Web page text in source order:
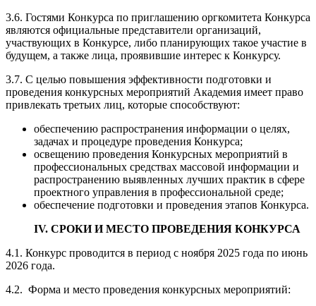
3.6. Гостями Конкурса по приглашению оргкомитета Конкурса
являются официальные представители организаций,
участвующих в Конкурсе, либо планирующих такое участие в
будущем, а также лица, проявившие интерес к Конкурсу.
3.7. С целью повышения эффективности подготовки и
проведения конкурсных мероприятий Академия имеет право
привлекать третьих лиц, которые способствуют:
обеспечению распространения информации о целях,
задачах и процедуре проведения Конкурса;
освещению проведения Конкурсных мероприятий в
профессиональных средствах массовой информации и
распространению выявленных лучших практик в сфере
проектного управления в профессиональной среде;
обеспечение подготовки и проведения этапов Конкурса.
IV. СРОКИ И МЕСТО ПРОВЕДЕНИЯ КОНКУРСА
4.1. Конкурс проводится в период с ноября 2025 года по июнь
2026 года.
4.2. Форма и место проведения конкурсных мероприятий: